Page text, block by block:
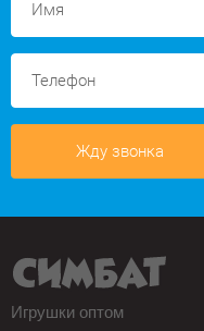
Жду звонка
Игрушки оптом